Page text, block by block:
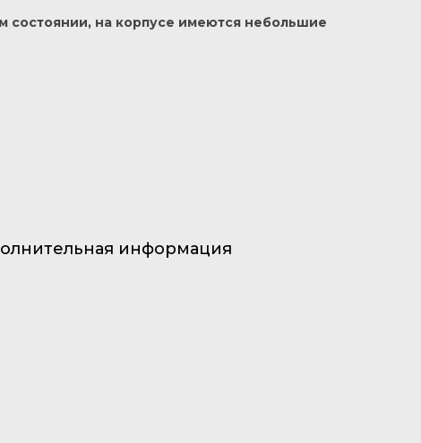
состоянии, на корпусе имеются небольшие
информация